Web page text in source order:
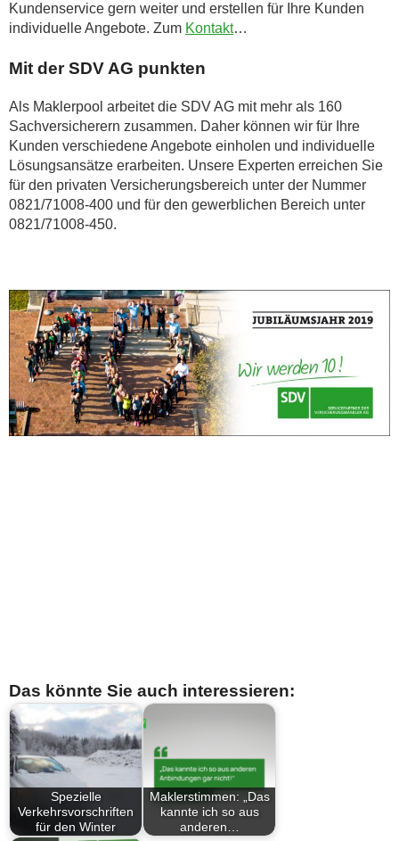
Kundenservice gern weiter und erstellen für Ihre Kunden
individuelle Angebote. Zum Kontakt…
Mit der SDV AG punkten
Als Maklerpool arbeitet die SDV AG mit mehr als 160
Sachversicherern zusammen. Daher können wir für Ihre
Kunden verschiedene Angebote einholen und individuelle
Lösungsansätze erarbeiten. Unsere Experten erreichen Sie
für den privaten Versicherungsbereich unter der Nummer
0821/71008-400 und für den gewerblichen Bereich unter
0821/71008-450.
Das könnte Sie auch interessieren:
Spezielle
Verkehrsvorschriften
für den Winter
Maklerstimmen: „Das
kannte ich so aus
anderen…